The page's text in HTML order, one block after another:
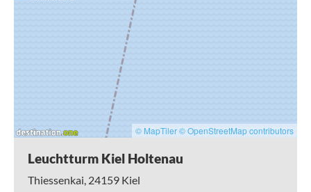
Weitere Informationen zur Trauung im Holtenauer
Leuchtturm erhalten Sie
© MapTiler© OpenStreetMap contributors
Leuchtturm Kiel Holtenau
Thiessenkai, 24159 Kiel